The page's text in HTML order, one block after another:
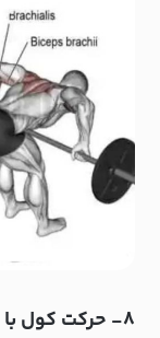
۸- حرکت کول با هالتر خوابیده از پشت